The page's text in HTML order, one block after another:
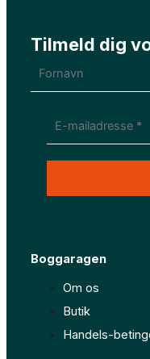
c
e
b
o
o
-
f
s
t
a
g
r
Tilmeld dig
Boggaragen
Om os
Butik
Handels-